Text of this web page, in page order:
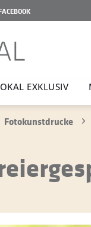
EXKLUSIV
Fotokunstdrucke